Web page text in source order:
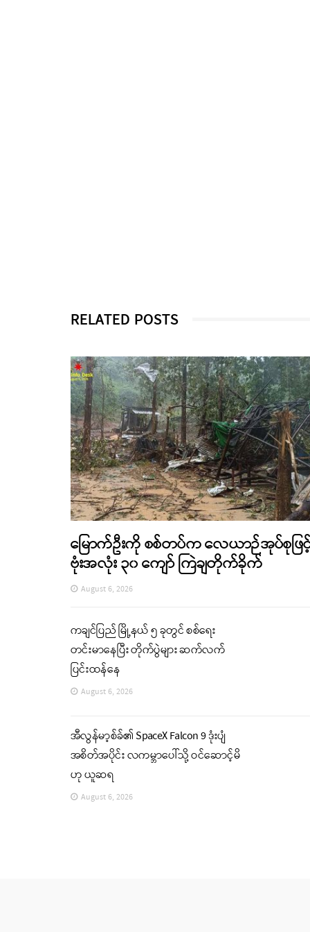
RELATED POSTS
မြောက်ဦးကို စစ်တပ်က လေယာဉ်အုပ်စုဖြ
ဗုံးအလုံး ၃၀ ကျော် ကြဲချတိုက်ခိုက်
August 6, 2026
ကချင်ပြည် မြို့နယ် ၅ ခုတွင် စစ်ရေး
တင်းမာနေပြီး တိုက်ပွဲများ ဆက်လက်
ပြင်းထန်နေ
August 6, 2026
အီလွန်မာ့စ်ခ်၏ SpaceX Falcon 9 ဒုံးပျံ
အစိတ်အပိုင်း လကမ္ဘာပေါ်သို့ ဝင်ဆောင့်မိ
ဟု ယူဆရ
August 6, 2026